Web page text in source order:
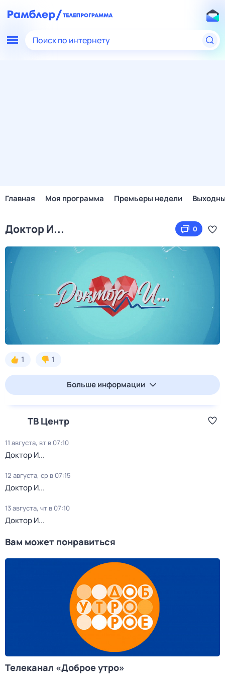
Поиск по интернету
Главная Моя программа Премьеры недели
Доктор И... 0
1 1
Больше информации
ТВ Центр
11 августа, вт в 07:10
Доктор И...
12 августа, ср в 07:15
Доктор И...
13 августа, чт в 07:10
Доктор И...
Вам может понравиться
Телеканал «Доброе утро»